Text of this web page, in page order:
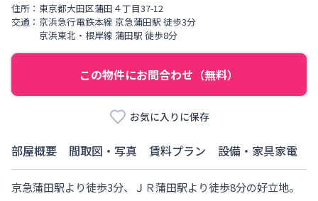
住所： 東京都大田区蒲田 ４丁目37-12
交通： 京浜急行電鉄本線 京急蒲田駅 徒歩3分
京浜東北・根岸線 蒲田駅 徒歩8分
この物件にお問合わせ（無料）
お気に入りに保存
部屋概要 間取図・写真 賃料プラン 設備・家具家電
京急蒲田駅より徒歩3分、ＪＲ蒲田駅より徒歩8分の好立地。